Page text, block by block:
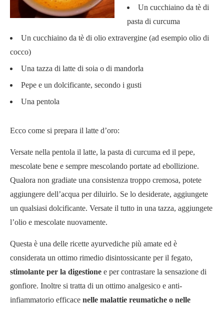
Un cucchiaino da tè di
pasta di curcuma
Un cucchiaino da tè di olio extravergine (ad esempio olio di
cocco)
Una tazza di latte di soia o di mandorla
Pepe e un dolcificante, secondo i gusti
Una pentola
Ecco come si prepara il latte d’oro:
Versate nella pentola il latte, la pasta di curcuma ed il pepe,
mescolate bene e sempre mescolando portate ad ebollizione.
Qualora non gradiate una consistenza troppo cremosa, potete
aggiungere dell’acqua per diluirlo. Se lo desiderate, aggiungete
un qualsiasi dolcificante. Versate il tutto in una tazza, aggiungete
l’olio e mescolate nuovamente.
Questa è una delle ricette ayurvediche più amate ed è
considerata un ottimo rimedio disintossicante per il fegato,
stimolante per la digestione e per contrastare la sensazione di
gonfiore. Inoltre si tratta di un ottimo analgesico e anti-
infiammatorio efficace nelle malattie reumatiche o nelle